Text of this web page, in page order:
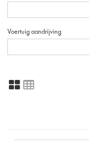
Voertuig aandrijving